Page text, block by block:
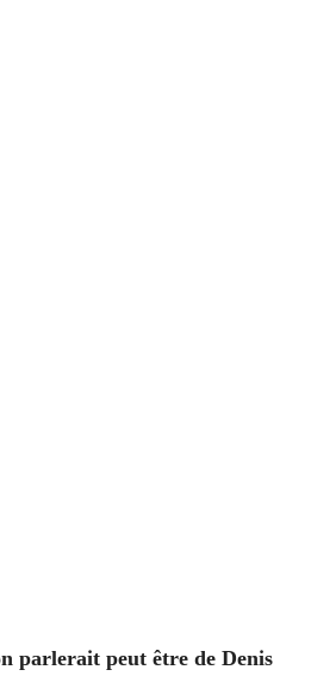
parlerait peut être de Denis